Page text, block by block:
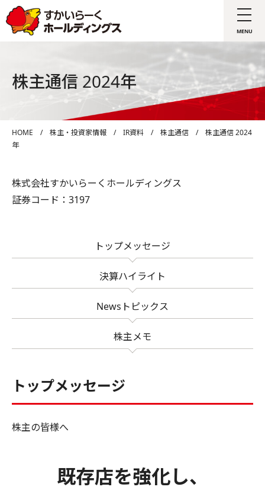
株主通信 2024年
HOME / 株主・投資家情報 / IR資料 / 株主通信 /
株主通信 2024
年
株式会社すかいらーくホールディングス
証券コード：3197
トップメッセージ
決算ハイライト
Newsトピックス
株主メモ
トップメッセージ
株主の皆様へ
既存店を強化し、